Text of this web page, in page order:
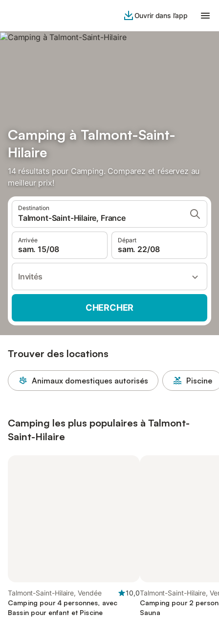
Ouvrir dans l’app
Camping à Talmont-Saint-
Hilaire
14 résultats pour Camping. Comparez et réservez au
meilleur prix!
Destination
Talmont-Saint-Hilaire, France
Arrivée
sam. 15/08
Départ
sam. 22/08
Invités
CHERCHER
Trouver des locations
Animaux domestiques autorisés Piscine
Camping les plus populaires à Talmont-
Saint-Hilaire
Talmont-Saint-Hilaire, Vendée
10,0
Camping pour 4 personnes, avec
Bassin pour enfant et Piscine
Talmont-Saint-Hilaire,
Camping pour 2
Sauna